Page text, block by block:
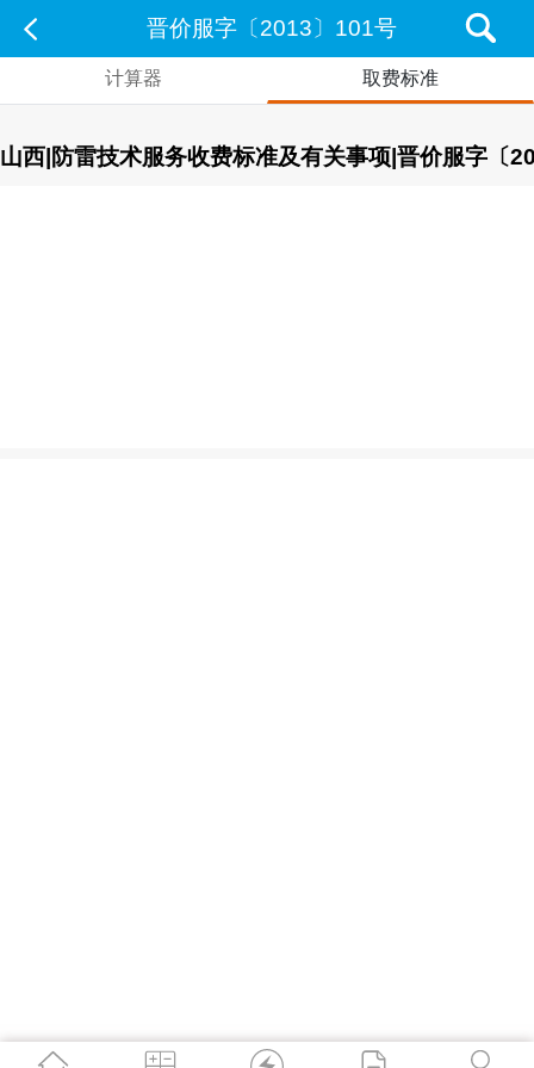
晋价服字〔2013〕101号
计算器 取费标准
山西|防雷技术服务收费标准及有关事项|晋价服字〔